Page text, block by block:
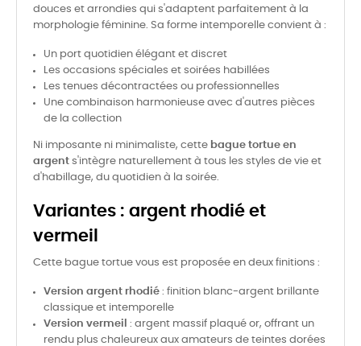
douces et arrondies qui s'adaptent parfaitement à la
morphologie féminine. Sa forme intemporelle convient à :
Un port quotidien élégant et discret
Les occasions spéciales et soirées habillées
Les tenues décontractées ou professionnelles
Une combinaison harmonieuse avec d'autres pièces
de la collection
Ni imposante ni minimaliste, cette bague tortue en
argent s'intègre naturellement à tous les styles de vie et
d'habillage, du quotidien à la soirée.
Variantes : argent rhodié et
vermeil
Cette bague tortue vous est proposée en deux finitions :
Version argent rhodié : finition blanc-argent brillante
classique et intemporelle
Version vermeil
: argent massif plaqué or, offrant un
rendu plus chaleureux aux amateurs de teintes dorées